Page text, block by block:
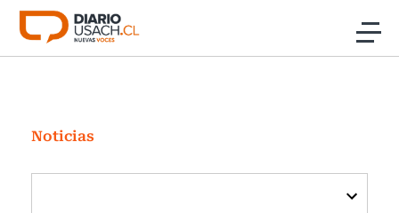
Click acá para ir directamente al contenido
Investigación
Cultura
Noticias